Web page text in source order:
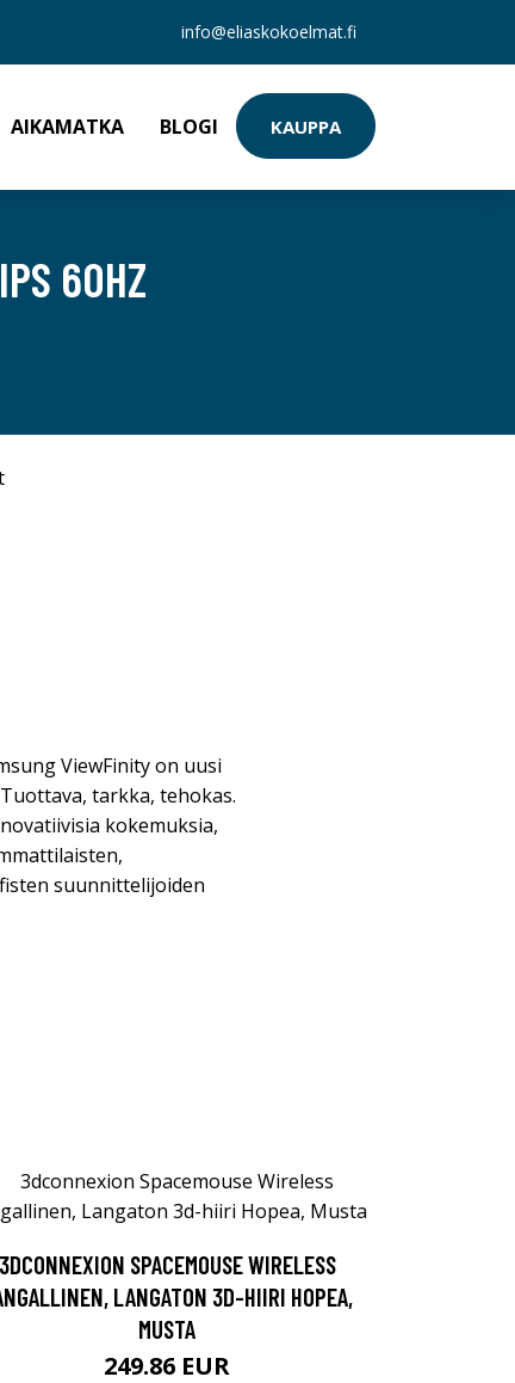
info@eliaskokoelmat.fi
AIKAMATKA BLOGI KAUPPA
60HZ
ViewFinity on uusi
tarkka, tehokas.
kokemuksia,
suunnittelijoiden
3DCONNEXION SPACEMOUSE WIRELESS
LANGATON 3D-HIIRI HOPEA,
MUSTA
249.86 EUR